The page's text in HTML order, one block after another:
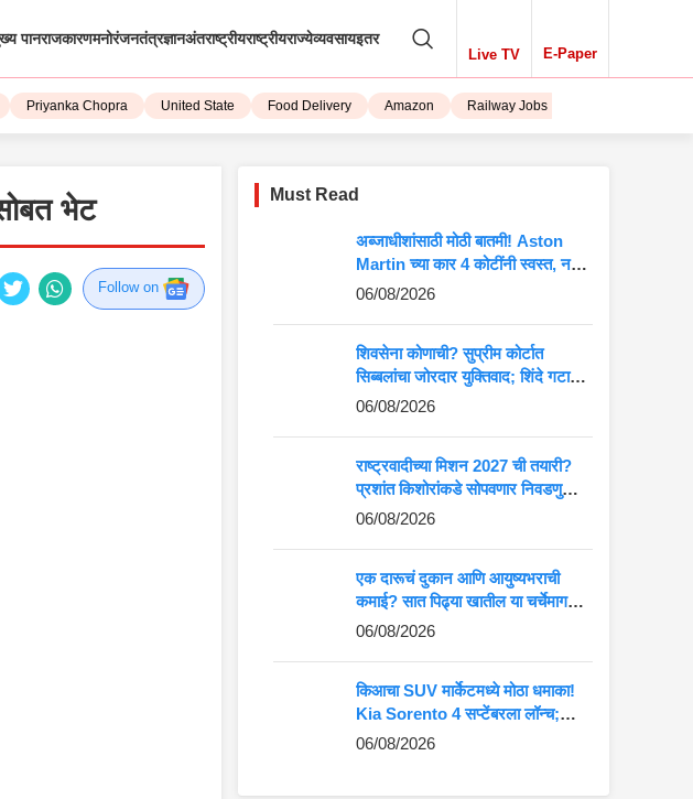
पानराजकारणमनोरंजनतंत्रज्ञानअंतराष्ट्रीयराष्ट्रीयराज्येव्यवसायइतर
Live TV E-Paper
Priyanka Chopra United State Food Delivery Amazon Railway Jobs
भेट
Follow on
Must Read
अब्जाधीशांसाठी मोठी बातमी! Aston
Martin च्या कार 4 कोटींनी स्वस्त, नवीन
किंमत पाहून बसेल धक्का
06/08/2026
शिवसेना कोणाची? सुप्रीम कोर्टात
सिब्बलांचा जोरदार युक्तिवाद; शिंदे गटाच्या
अडचणी वाढणार?
06/08/2026
राष्ट्रवादीच्या मिशन 2027 ची तयारी?
प्रशांत किशोरांकडे सोपवणार निवडणुकीची
कमान?
06/08/2026
एक दारूचं दुकान आणि आयुष्यभराची
कमाई? सात पिढ्या खातील या चर्चेमागचं
खरं गणित जाणून घ्या
06/08/2026
किआचा SUV मार्केटमध्ये मोठा धमाका!
Kia Sorento 4 सप्टेंबरला लॉन्च;
Fortuner-Kodiaq ला देणार थेट
06/08/2026